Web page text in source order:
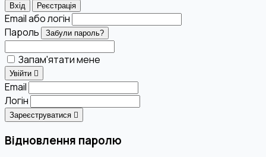
Вхід Реєстрація
Email або логін
Пароль
Забули пароль?
Запам'ятати мене
Увійти
Email
Логін
Зареєструватися
Відновлення паролю